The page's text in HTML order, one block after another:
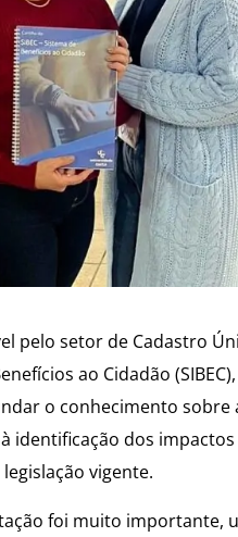
pelo setor de Cadastro
ao Cidadão
o conhecimento
identificação dos
vigente.
foi muito importante,